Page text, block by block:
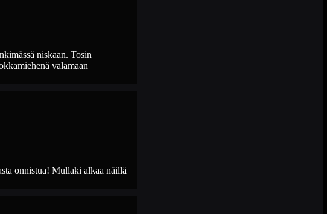
niskaan. Tosin
valamaan
onnistua! Mullaki alkaa näillä